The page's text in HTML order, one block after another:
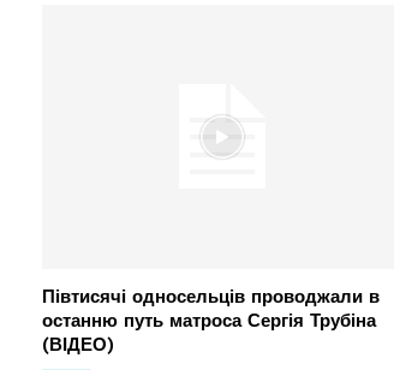
Півтисячі односельців проводжали в
останню путь матроса Сергія Трубіна
(ВІДЕО)